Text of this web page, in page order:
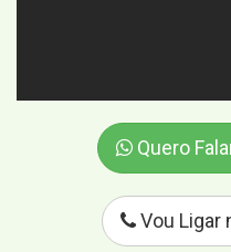
Quero
Vou Ligar